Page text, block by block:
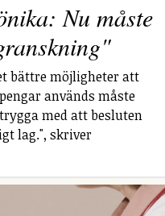
Nu måste
bättre möjligheter att
används måste
med att besluten
lag.", skriver